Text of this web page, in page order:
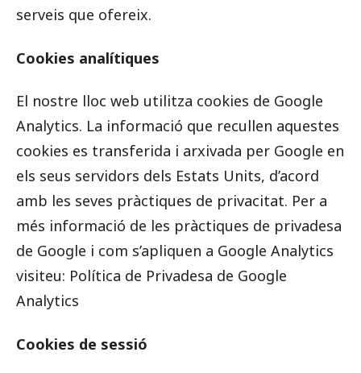
serveis que ofereix.
Cookies analítiques
El nostre lloc web utilitza cookies de Google
Analytics. La informació que recullen aquestes
cookies es transferida i arxivada per Google en
els seus servidors dels Estats Units, d’acord
amb les seves pràctiques de privacitat. Per a
més informació de les pràctiques de privadesa
de Google i com s’apliquen a Google Analytics
visiteu: Política de Privadesa de Google
Analytics
Cookies de sessió